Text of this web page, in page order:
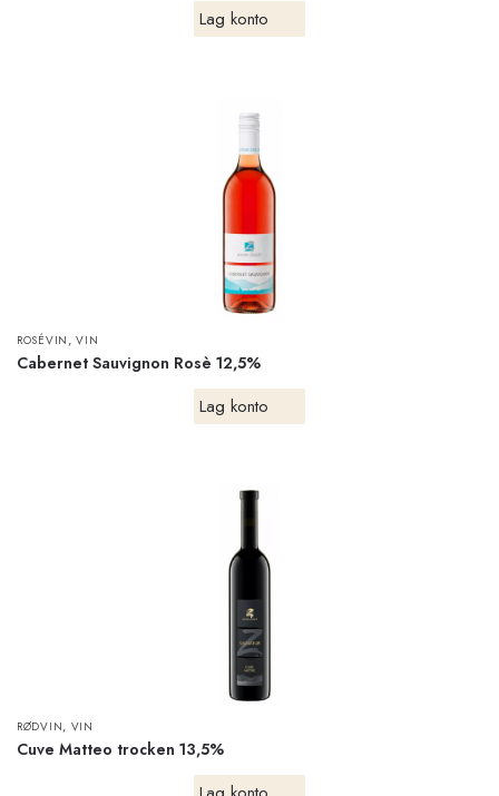
Lag konto
ROSÉVIN ,VIN
Cabernet Sauvignon Rosè 12,5%
Lag konto
RØDVIN, VIN
Cuve Matteo trocken 13,5%